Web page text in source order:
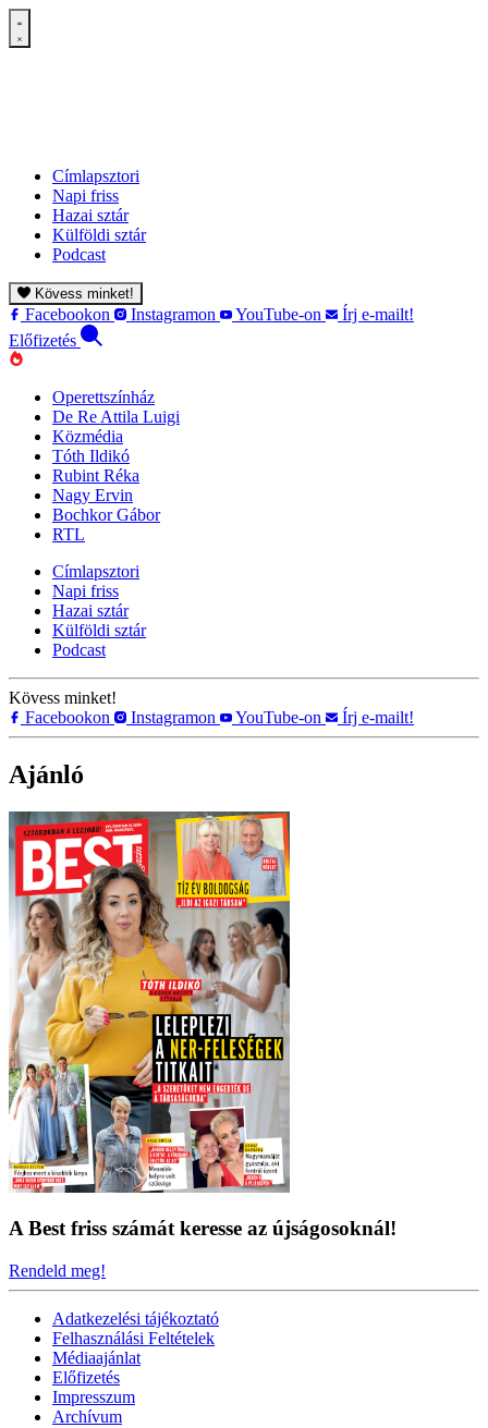
Címlapsztori
Napi friss
Hazai sztár
Külföldi sztár
Podcast
Kövess minket!
Facebookon Instagramon YouTube-on
Írj e-mailt!
Előfizetés
Operettszínház
De Re Attila Luigi
Közmédia
Tóth Ildikó
Rubint Réka
Nagy Ervin
Bochkor Gábor
RTL
Címlapsztori
Napi friss
Hazai sztár
Külföldi sztár
Podcast
Kövess minket!
Facebookon
Instagramon YouTube-on Írj e-mailt!
Ajánló
A Best friss számát keresse az újságosoknál!
Rendeld meg!
Adatkezelési tájékoztató
Felhasználási Feltételek
Médiaajánlat
Előfizetés
Impresszum
Archívum